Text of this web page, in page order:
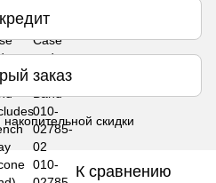
заказ
скидки
К сравнению